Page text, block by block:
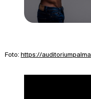
Foto: https://